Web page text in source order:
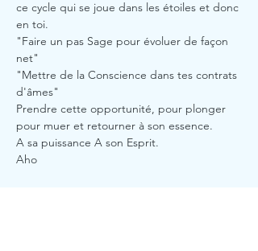
ce cycle qui se joue dans les étoiles et donc
en toi.
"Faire un pas Sage pour évoluer de façon
net"
"Mettre de la Conscience dans tes contrats
d'âmes"
Prendre cette opportunité, pour plonger
pour muer et retourner à son essence.
A sa puissance A son Esprit.
Aho